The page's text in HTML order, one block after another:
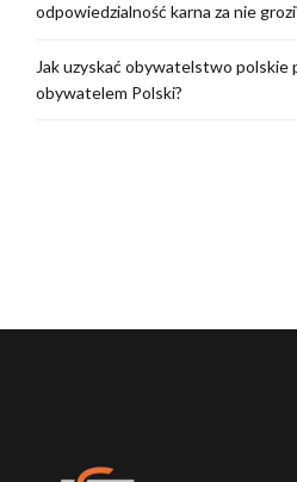
odpowiedzialność karna za nie
Jak uzyskać obywatelstwo polskie
obywatelem Polski?